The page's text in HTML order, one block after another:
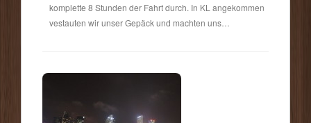
komplette 8 Stunden der Fahrt durch. In KL angekommen
vestauten wir unser Gepäck und machten uns…